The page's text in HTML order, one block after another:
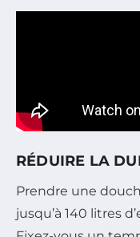
RÉDUIRE LA
Prendre une
jusqu’à 140 litres